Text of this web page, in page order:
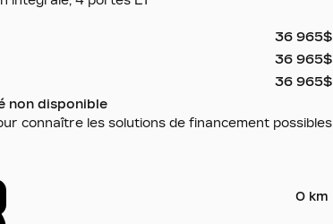
36 965$
36 965$
36 965$
non disponible
connaître les solutions de financement possibles
0 km